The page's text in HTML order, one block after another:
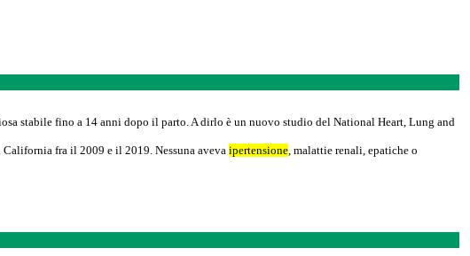
stabile fino a 14 anni dopo il parto. A dirlo è un nuovo studio del National Heart, Lung and
fra il 2009 e il 2019. Nessuna aveva ipertensione, malattie renali, epatiche o